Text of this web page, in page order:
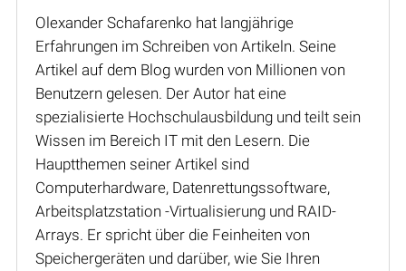
Olexander Schafarenko hat langjährige
Erfahrungen im Schreiben von Artikeln. Seine
Artikel auf dem Blog wurden von Millionen von
Benutzern gelesen. Der Autor hat eine
spezialisierte Hochschulausbildung und teilt sein
Wissen im Bereich IT mit den Lesern. Die
Hauptthemen seiner Artikel sind
Computerhardware, Datenrettungssoftware,
Arbeitsplatzstation -Virtualisierung und RAID-
Arrays. Er spricht über die Feinheiten von
Speichergeräten und darüber, wie Sie Ihren